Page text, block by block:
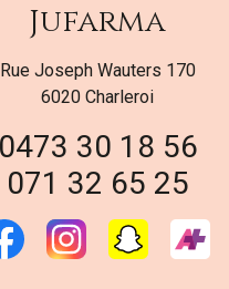
Jufarma
Rue Joseph Wauters 170
6020 Charleroi
0473 30 18 56
071 32 65 25